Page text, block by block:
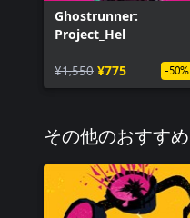
Ghostrunner:
Project_Hel
¥1,550 ¥775 -50%
その他のおすすめ